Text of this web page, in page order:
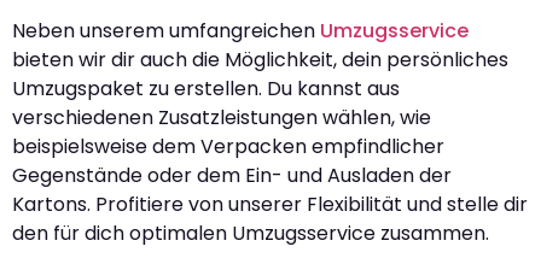
Neben unserem umfangreichen Umzugsservice
bieten wir dir auch die Möglichkeit, dein persönliches
Umzugspaket zu erstellen. Du kannst aus
verschiedenen Zusatzleistungen wählen, wie
beispielsweise dem Verpacken empfindlicher
Gegenstände oder dem Ein- und Ausladen der
Kartons. Profitiere von unserer Flexibilität und stelle dir
den für dich optimalen Umzugsservice zusammen.